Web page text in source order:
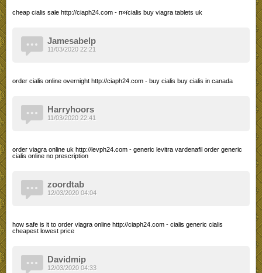
cheap cialis sale http://ciaph24.com - п»їcialis buy viagra tablets uk
Jamesabelp
order cialis online overnight http://ciaph24.com - buy cialis buy cialis in canada
11/03/2020 22:21
Harryhoors
order viagra online uk http://levph24.com - generic levitra vardenafil order generic
cialis online no prescription
11/03/2020 22:41
zoordtab
how safe is it to order viagra online http://ciaph24.com - cialis generic cialis
cheapest lowest price
12/03/2020 04:04
Davidmip
12/03/2020 04:33